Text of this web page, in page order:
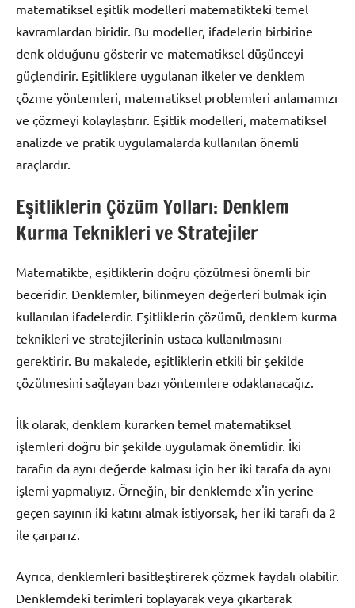
matematiksel eşitlik modelleri matematikteki temel
kavramlardan biridir. Bu modeller, ifadelerin birbirine
denk olduğunu gösterir ve matematiksel düşünceyi
güçlendirir. Eşitliklere uygulanan ilkeler ve denklem
çözme yöntemleri, matematiksel problemleri anlamamızı
ve çözmeyi kolaylaştırır. Eşitlik modelleri, matematiksel
analizde ve pratik uygulamalarda kullanılan önemli
araçlardır.
Eşitliklerin Çözüm Yolları: Denklem
Kurma Teknikleri ve Stratejiler
Matematikte, eşitliklerin doğru çözülmesi önemli bir
beceridir. Denklemler, bilinmeyen değerleri bulmak için
kullanılan ifadelerdir. Eşitliklerin çözümü, denklem kurma
teknikleri ve stratejilerinin ustaca kullanılmasını
gerektirir. Bu makalede, eşitliklerin etkili bir şekilde
çözülmesini sağlayan bazı yöntemlere odaklanacağız.
İlk olarak, denklem kurarken temel matematiksel
işlemleri doğru bir şekilde uygulamak önemlidir. İki
tarafın da aynı değerde kalması için her iki tarafa da aynı
işlemi yapmalıyız. Örneğin, bir denklemde x'in yerine
geçen sayının iki katını almak istiyorsak, her iki tarafı da 2
ile çarparız.
Ayrıca, denklemleri basitleştirerek çözmek faydalı olabilir.
Denklemdeki terimleri toplayarak veya çıkartarak